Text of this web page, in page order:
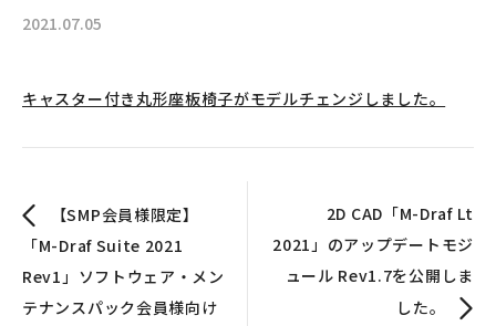
2021.07.05
キャスター付き丸形座板椅子がモデルチェンジしました。
【SMP会員様限定】
「M-Draf Suite 2021
Rev1」ソフトウェア・メン
テナンスパック会員様向け
2D CAD「M-Draf Lt
2021」のアップデートモジ
ュール Rev1.7を公開しま
した。